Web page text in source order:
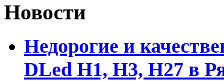
Новости
Недорогие и
DLed Н1, Н3, Н27 в